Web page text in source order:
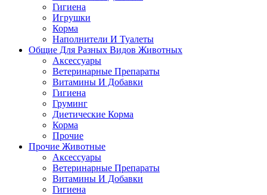
Гигиена
Игрушки
Корма
Наполнители И Туалеты
Общие Для Разных Видов Животных
Аксессуары
Ветеринарные Препараты
Витамины И Добавки
Гигиена
Груминг
Диетические Корма
Корма
Прочие
Прочие Животные
Аксессуары
Ветеринарные Препараты
Витамины И Добавки
Гигиена